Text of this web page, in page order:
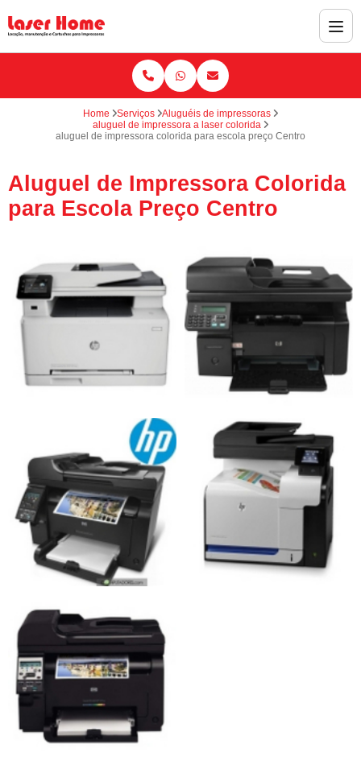
Home Serviços
Aluguéis de impressoras
aluguel de impressora a laser colorida
aluguel de impressora colorida para escola preço Centro
Aluguel de Impressora Colorida
para Escola Preço Centro